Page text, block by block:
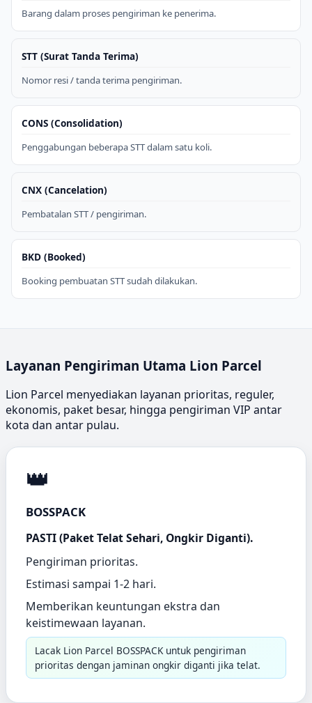
Barang dalam proses pengiriman ke penerima.
STT (Surat Tanda Terima)
Nomor resi / tanda terima pengiriman.
CONS (Consolidation)
Penggabungan beberapa STT dalam satu koli.
CNX (Cancelation)
Pembatalan STT / pengiriman.
BKD (Booked)
Booking pembuatan STT sudah dilakukan.
Layanan Pengiriman Utama Lion Parcel
Lion Parcel menyediakan layanan prioritas, reguler,
ekonomis, paket besar, hingga pengiriman VIP antar
kota dan antar pulau.
👑
BOSSPACK
PASTI (Paket Telat Sehari, Ongkir Diganti).
Pengiriman prioritas.
Estimasi sampai 1-2 hari.
Memberikan keuntungan ekstra dan
keistimewaan layanan.
Lacak Lion Parcel BOSSPACK untuk pengiriman
prioritas dengan jaminan ongkir diganti jika telat.